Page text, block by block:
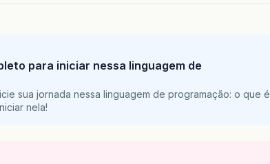
para iniciar nessa linguagem de
sua jornada nessa linguagem de programação: o que é
nela!